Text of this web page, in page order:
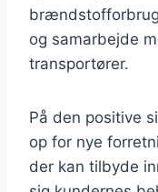
og samarbejde
transportører.
På den positive
op for nye
der kan tilbyde